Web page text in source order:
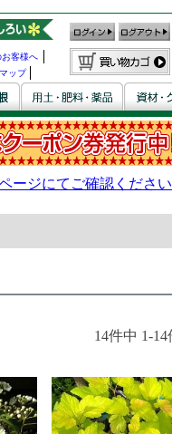
客様へ
ップ
14件中 1-14